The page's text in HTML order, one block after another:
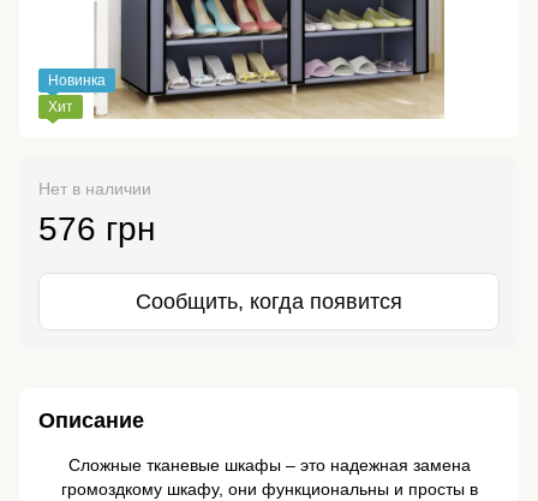
Новинка
Хит
Нет в наличии
576 грн
Сообщить, когда появится
Описание
Сложные тканевые шкафы – это надежная замена
громоздкому шкафу, они функциональны и просты в